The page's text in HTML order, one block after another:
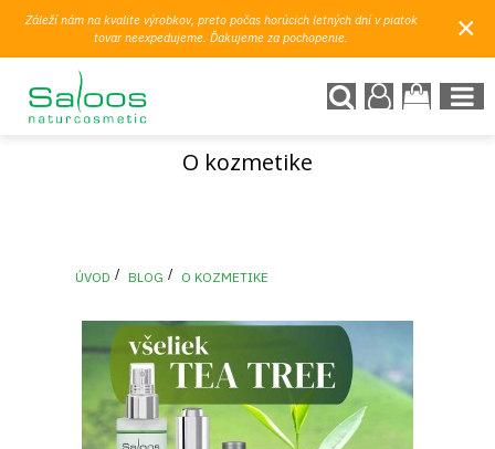
Záleží nám na kvalite výrobkov, preto počas horúcich letných dní v piatok
tovar neexpedujeme. Ďakujeme za pochopenie.
×
O kozmetike
ÚVOD BLOG O KOZMETIKE